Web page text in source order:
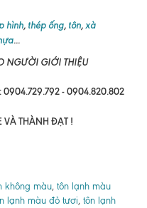
hình, thép ống, tôn, xà
...
NGƯỜI GIỚI THIỆU
0904.729.792 - 0904.820.802
VÀ THÀNH ĐẠT !
không màu, tôn lạnh màu
lạnh màu đỏ tươi, tôn lạnh